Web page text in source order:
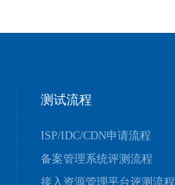
测试流程
ISP/IDC/CDN申请流程
备案管理系统评测流程
接入资源管理平台评测流程